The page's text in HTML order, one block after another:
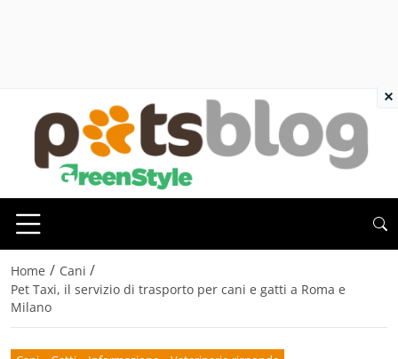
Home / Cani /
Pet Taxi, il servizio di trasporto per cani e gatti a Roma e
Milano
×